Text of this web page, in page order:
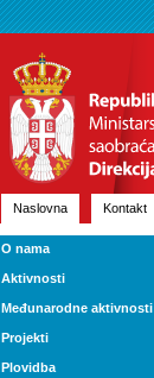
Naslovna Kontakt
O nama
Aktivnosti
Međunarodne aktivnosti
Projekti
Plovidba